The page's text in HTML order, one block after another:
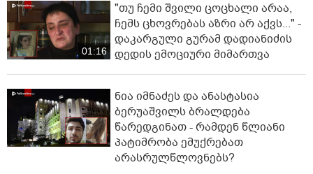
01:16
"თუ ჩემი შვილი ცოცხალი არაა,
ჩემს ცხოვრებას აზრი არ აქვს..." -
დაკარგული გურამ დადიანიძის
დედის ემოციური მიმართვა
ნია იმნაძეს და ანასტასია
ბერუაშვილს ბრალდება
წარედგინათ - რამდენ წლიანი
პატიმრობა ემუქრებათ
არასრულწლოვნებს?